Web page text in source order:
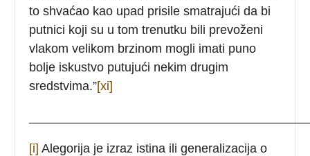
to shvaćao kao upad prisile smatrajući da bi
putnici koji su u tom trenutku bili prevoženi
vlakom velikom brzinom mogli imati puno
bolje iskustvo putujući nekim drugim
sredstvima.”[xi]
[i] Alegorija je izraz istina ili generalizacija o